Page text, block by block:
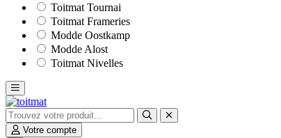
Toitmat Tournai
Toitmat Frameries
Modde Oostkamp
Modde Alost
Toitmat Nivelles
Votre compte